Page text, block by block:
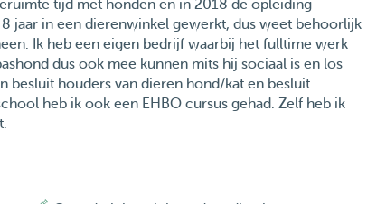
tijd met honden en in 2018 de opleiding
jaar in een dierenwinkel gewerkt, dus weet behoorlijk
Ik heb een eigen bedrijf waarbij het fulltime werk
dus ook mee kunnen mits hij sociaal is en los
besluit houders van dieren hond/kat en besluit
heb ik ook een EHBO cursus gehad. Zelf heb ik
en mijn kennis nog meer uitbreiden.